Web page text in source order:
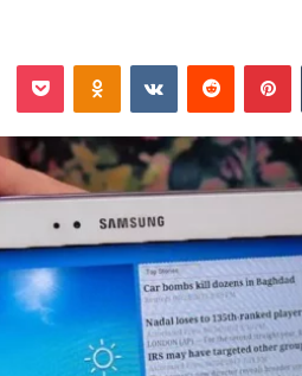
بينتيريست